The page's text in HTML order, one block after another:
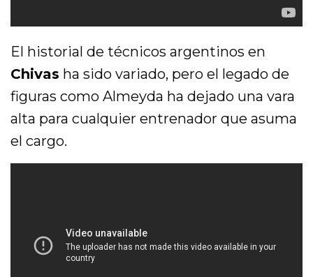
El historial de técnicos argentinos en
Chivas ha sido variado, pero el legado de
figuras como Almeyda ha dejado una vara
alta para cualquier entrenador que asuma
el cargo.